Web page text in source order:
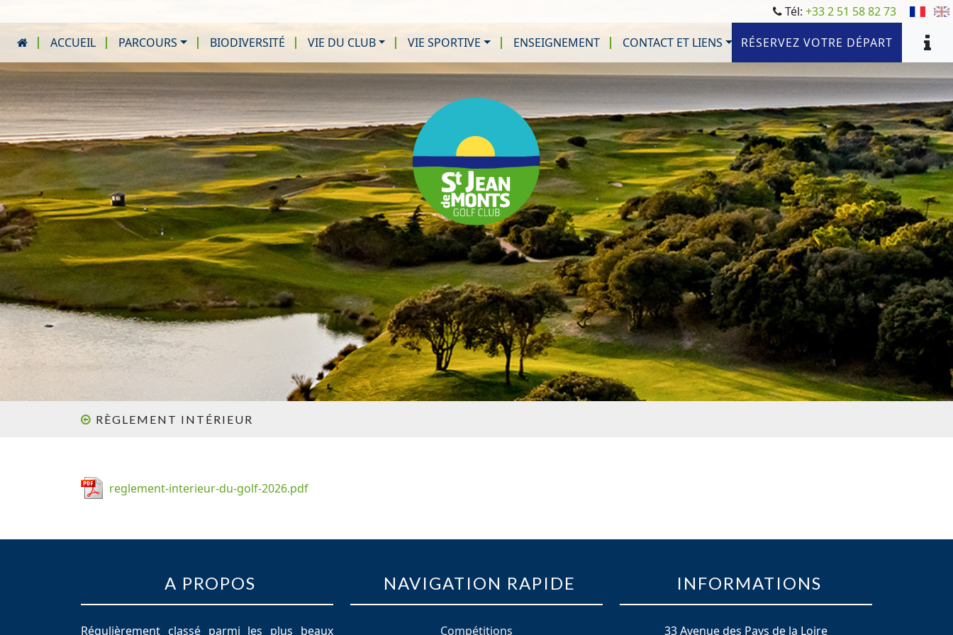
Tél: +33 2 51 58 82 73
ACCUEIL
PARCOURS BIODIVERSITÉ VIE DU CLUB VIE SPORTIVE ENSEIGNEMENT CONTACT ET LIENS PHOTOS TARIFS
RÉSERVEZ VOTRE DÉPART
RÈGLEMENT INTÉRIEUR
reglement-interieur-du-golf-2026.pdf
A PROPOS
Régulièrement classé parmi les plus beaux
NAVIGATION RAPIDE
Compétitions
INFORMATIONS
33 Avenue des Pays de la Loire